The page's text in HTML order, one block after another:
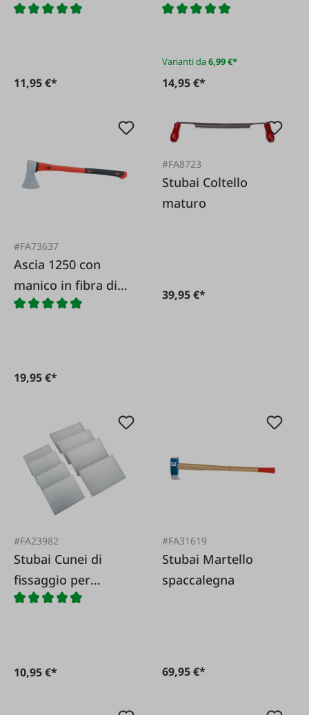
metallo
11,95 €*
Varianti da6,99 €*
14,95 €*
#FA73637
Ascia 1250 con
manico in fibra di
vetro
19,95 €*
#FA8723
Stubai Coltello
maturo
39,95 €*
#FA23982
Stubai Cunei di
fissaggio per
maniglia in PVC 8
10,95 €*
#FA31619
Stubai Martello
spaccalegna
69,95 €*